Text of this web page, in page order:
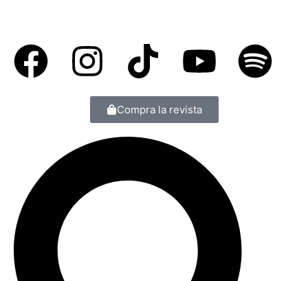
Compra la revista